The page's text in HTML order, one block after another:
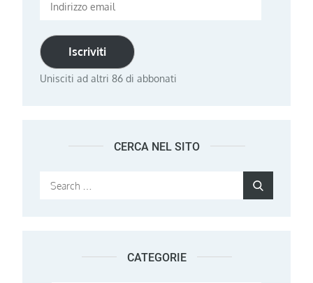
Iscriviti
Unisciti ad altri 86 di abbonati
CERCA NEL SITO
Search
CATEGORIE